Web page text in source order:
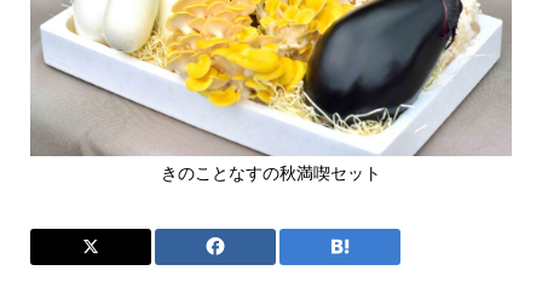
きのことなすの秋満喫セット